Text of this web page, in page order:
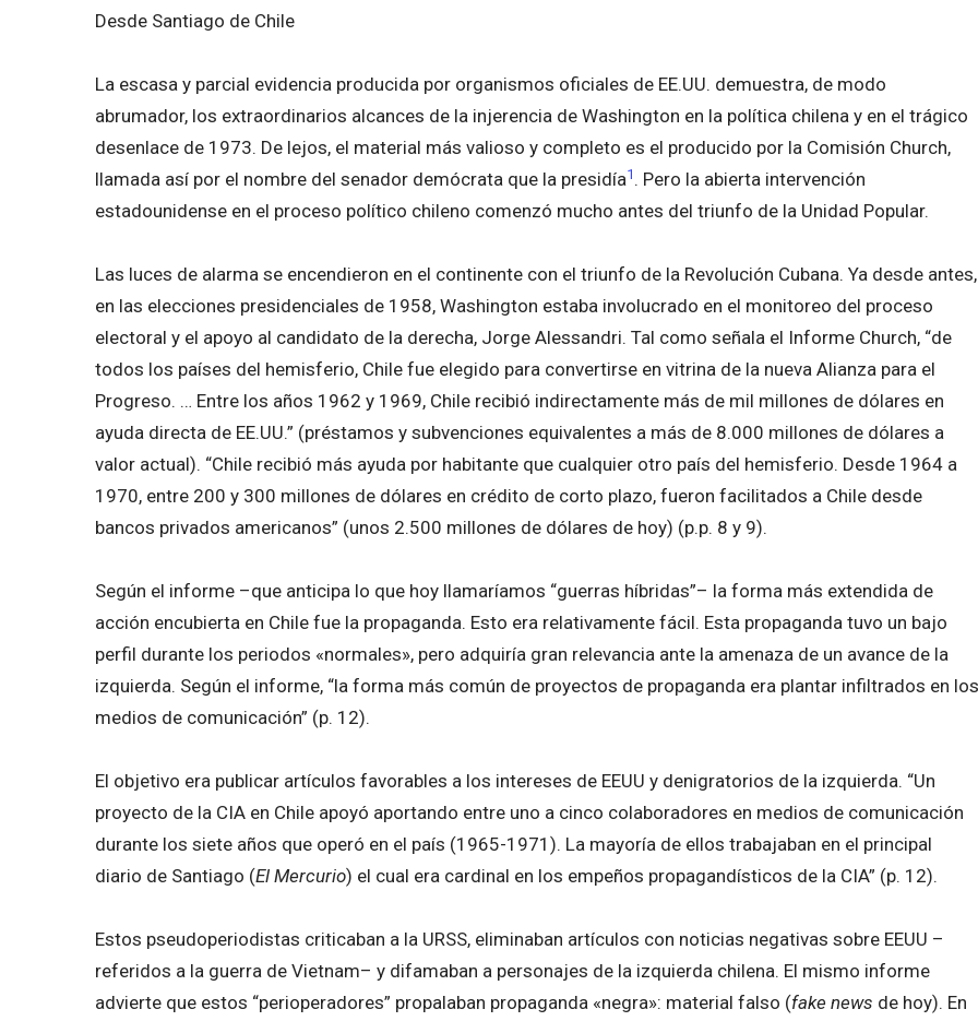
Desde Santiago de Chile
La escasa y parcial evidencia producida por organismos oficiales de EE.UU. demuestra, de modo
abrumador, los extraordinarios alcances de la injerencia de Washington en la política chilena y en el trágico
desenlace de 1973. De lejos, el material más valioso y completo es el producido por la Comisión Church,
llamada así por el nombre del senador demócrata que la presidía1 . Pero la abierta intervención
estadounidense en el proceso político chileno comenzó mucho antes del triunfo de la Unidad Popular.
Las luces de alarma se encendieron en el continente con el triunfo de la Revolución Cubana. Ya desde antes,
en las elecciones presidenciales de 1958, Washington estaba involucrado en el monitoreo del proceso
electoral y el apoyo al candidato de la derecha, Jorge Alessandri. Tal como señala el Informe Church, “de
todos los países del hemisferio, Chile fue elegido para convertirse en vitrina de la nueva Alianza para el
Progreso. … Entre los años 1962 y 1969, Chile recibió indirectamente más de mil millones de dólares en
ayuda directa de EE.UU.” (préstamos y subvenciones equivalentes a más de 8.000 millones de dólares a
valor actual). “Chile recibió más ayuda por habitante que cualquier otro país del hemisferio. Desde 1964 a
1970, entre 200 y 300 millones de dólares en crédito de corto plazo, fueron facilitados a Chile desde
bancos privados americanos” (unos 2.500 millones de dólares de hoy) (p.p. 8 y 9).
Según el informe –que anticipa lo que hoy llamaríamos “guerras híbridas”– la forma más extendida de
acción encubierta en Chile fue la propaganda. Esto era relativamente fácil. Esta propaganda tuvo un bajo
perfil durante los periodos «normales», pero adquiría gran relevancia ante la amenaza de un avance de la
izquierda. Según el informe, “la forma más común de proyectos de propaganda era plantar infiltrados en los
medios de comunicación” (p. 12).
El objetivo era publicar artículos favorables a los intereses de EEUU y denigratorios de la izquierda. “Un
proyecto de la CIA en Chile apoyó aportando entre uno a cinco colaboradores en medios de comunicación
durante los siete años que operó en el país (1965-1971). La mayoría de ellos trabajaban en el principal
diario de Santiago (El Mercurio) el cual era cardinal en los empeños propagandísticos de la CIA” (p. 12).
Estos pseudoperiodistas criticaban a la URSS, eliminaban artículos con noticias negativas sobre EEUU –
referidos a la guerra de Vietnam– y difamaban a personajes de la izquierda chilena. El mismo informe
advierte que estos “perioperadores” propalaban propaganda «negra»: material falso (fake news de hoy). En